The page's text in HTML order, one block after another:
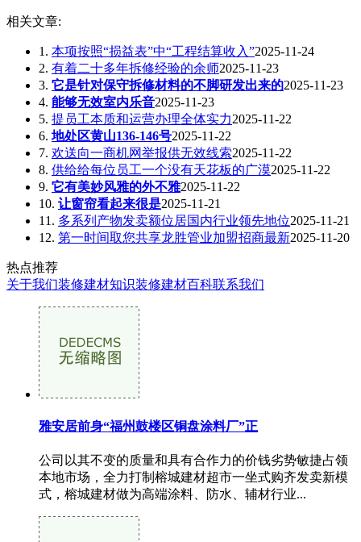
相关文章:
1. 本项按照“损益表”中“工程结算收入”2025-11-24
2. 有着二十多年拆修经验的余师2025-11-23
3. 它是针对保守拆修材料的不脚研发出来的2025-11-23
4. 能够无效室内乐音2025-11-23
5. 提员工本质和运营办理全体实力2025-11-22
6. 地处区黄山136-146号2025-11-22
7. 欢送向一商机网举报供无效线索2025-11-22
8. 供给给每位员工一个没有天花板的广漠2025-11-22
9. 它有美妙风雅的外不雅2025-11-22
10. 让窗帘看起来很是2025-11-21
11. 多系列产物发卖额位居国内行业领先地位2025-11-21
12. 第一时间取您共享龙胜管业加盟招商最新2025-11-20
热点推荐
关于我们装修建材知识装修建材百科联系我们
雅安居前身“福州鼓楼区铜盘涂料厂”正
公司以其不变的质量和具有合作力的价钱劣势敏捷占领
本地市场，全力打制榕城建材超市一坐式购齐发卖新模
式，榕城建材做为高端涂料、防水、辅材行业...